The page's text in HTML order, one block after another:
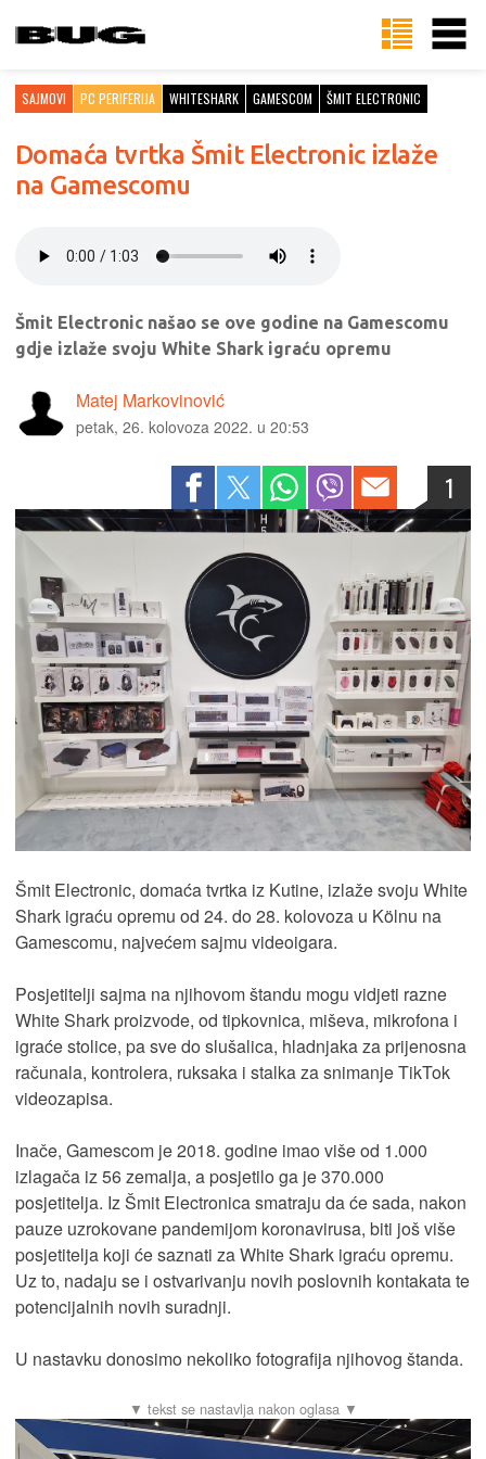
SAJMOVI PC PERIFERIJA WHITESHARK GAMESCOM ŠMIT ELECTRONIC
Domaća tvrtka Šmit Electronic izlaže
na Gamescomu
Šmit Electronic našao se ove godine na Gamescomu
gdje izlaže svoju White Shark igraću opremu
Matej Markovinović
petak, 26. kolovoza 2022. u 20:53
1
Šmit Electronic, domaća tvrtka iz Kutine, izlaže svoju White
Shark igraću opremu od 24. do 28. kolovoza u Kölnu na
Gamescomu, najvećem sajmu videoigara.
Posjetitelji sajma na njihovom štandu mogu vidjeti razne
White Shark proizvode, od tipkovnica, miševa, mikrofona i
igraće stolice, pa sve do slušalica, hladnjaka za prijenosna
računala, kontrolera, ruksaka i stalka za snimanje TikTok
videozapisa.
Inače, Gamescom je 2018. godine imao više od 1.000
izlagača iz 56 zemalja, a posjetilo ga je 370.000
posjetitelja. Iz Šmit Electronica smatraju da će sada, nakon
pauze uzrokovane pandemijom koronavirusa, biti još više
posjetitelja koji će saznati za White Shark igraću opremu.
Uz to, nadaju se i ostvarivanju novih poslovnih kontakata te
potencijalnih novih suradnji.
U nastavku donosimo nekoliko fotografija njihovog štanda.